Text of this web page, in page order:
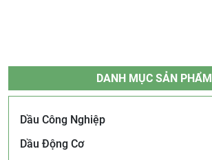
DANH MỤC SẢN PHẨM
Dầu Công Nghiệp
Dầu Động Cơ